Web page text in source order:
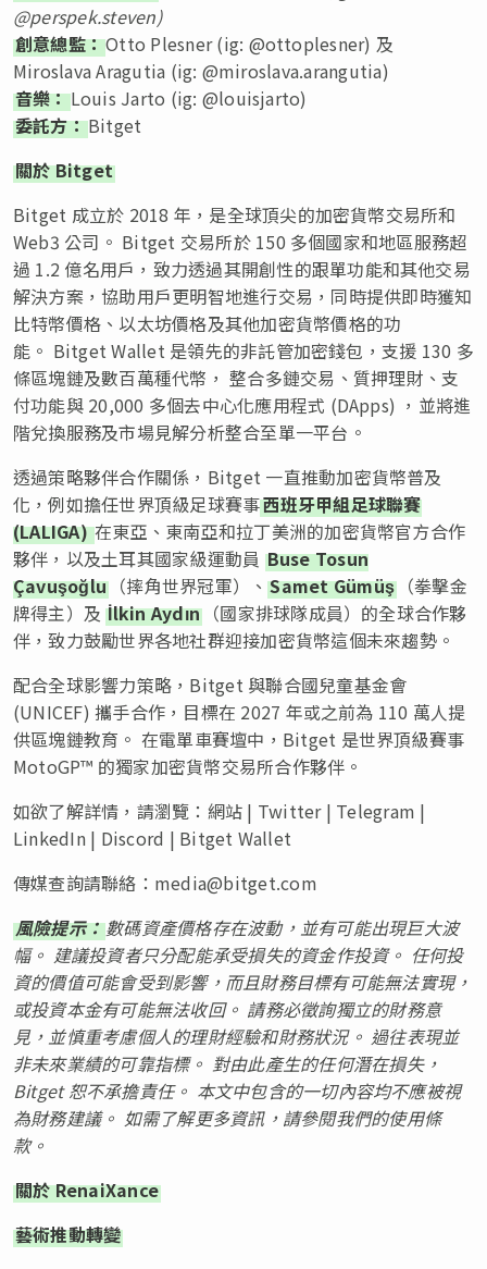
@perspek.steven)
創意總監：Otto Plesner (ig: @ottoplesner) 及
Miroslava Aragutia (ig: @miroslava.arangutia)
音樂：Louis Jarto (ig: @louisjarto)
委託方：Bitget
關於 Bitget
Bitget 成立於 2018 年，是全球頂尖的加密貨幣交易所和
Web3 公司。 Bitget 交易所於 150 多個國家和地區服務超
過 1.2 億名用戶，致力透過其開創性的跟單功能和其他交易
解決方案，協助用戶更明智地進行交易，同時提供即時獲知
比特幣價格、以太坊價格及其他加密貨幣價格的功
能。 Bitget Wallet 是領先的非託管加密錢包，支援 130 多
條區塊鏈及數百萬種代幣， 整合多鏈交易、質押理財、支
付功能與 20,000 多個去中心化應用程式 (DApps) ，並將進
階兌換服務及市場見解分析整合至單一平台。
透過策略夥伴合作關係，Bitget 一直推動加密貨幣普及
化，例如擔任世界頂級足球賽事西班牙甲組足球聯賽
(LALIGA)在東亞、東南亞和拉丁美洲的加密貨幣官方合作
夥伴，以及土耳其國家級運動員 Buse Tosun
Çavuşoğlu （摔角世界冠軍）、Samet Gümüş（拳擊金
牌得主）及İlkin Aydın （國家排球隊成員）的全球合作夥
伴，致力鼓勵世界各地社群迎接加密貨幣這個未來趨勢。
配合全球影響力策略，Bitget 與聯合國兒童基金會
(UNICEF) 攜手合作，目標在 2027 年或之前為 110 萬人提
供區塊鏈教育。 在電單車賽壇中，Bitget 是世界頂級賽事
MotoGP™ 的獨家加密貨幣交易所合作夥伴。
如欲了解詳情，請瀏覽：網站 | Twitter | Telegram |
LinkedIn | Discord | Bitget Wallet
傳媒查詢請聯絡： media@bitget.com
風險提示：數碼資產價格存在波動，並有可能出現巨大波
幅。 建議投資者只分配能承受損失的資金作投資。 任何投
資的價值可能會受到影響，而且財務目標有可能無法實現，
或投資本金有可能無法收回。 請務必徵詢獨立的財務意
見，並慎重考慮個人的理財經驗和財務狀況。 過往表現並
非未來業績的可靠指標。 對由此產生的任何潛在損失，
Bitget 恕不承擔責任。 本文中包含的一切內容均不應被視
為財務建議。 如需了解更多資訊，請參閱我們的使用條
款。
關於 RenaiXance
藝術推動轉變